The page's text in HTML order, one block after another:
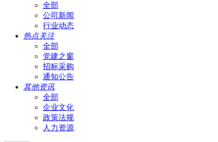
全部
公司新闻
行业动态
热点关注
全部
党建之窗
招标采购
通知公告
其他资讯
全部
企业文化
政策法规
人力资源